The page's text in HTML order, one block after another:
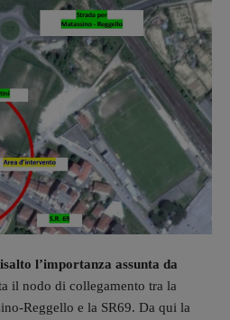
l’importanza assunta da
il nodo di collegamento tra la
Reggello e la SR69. Da qui la